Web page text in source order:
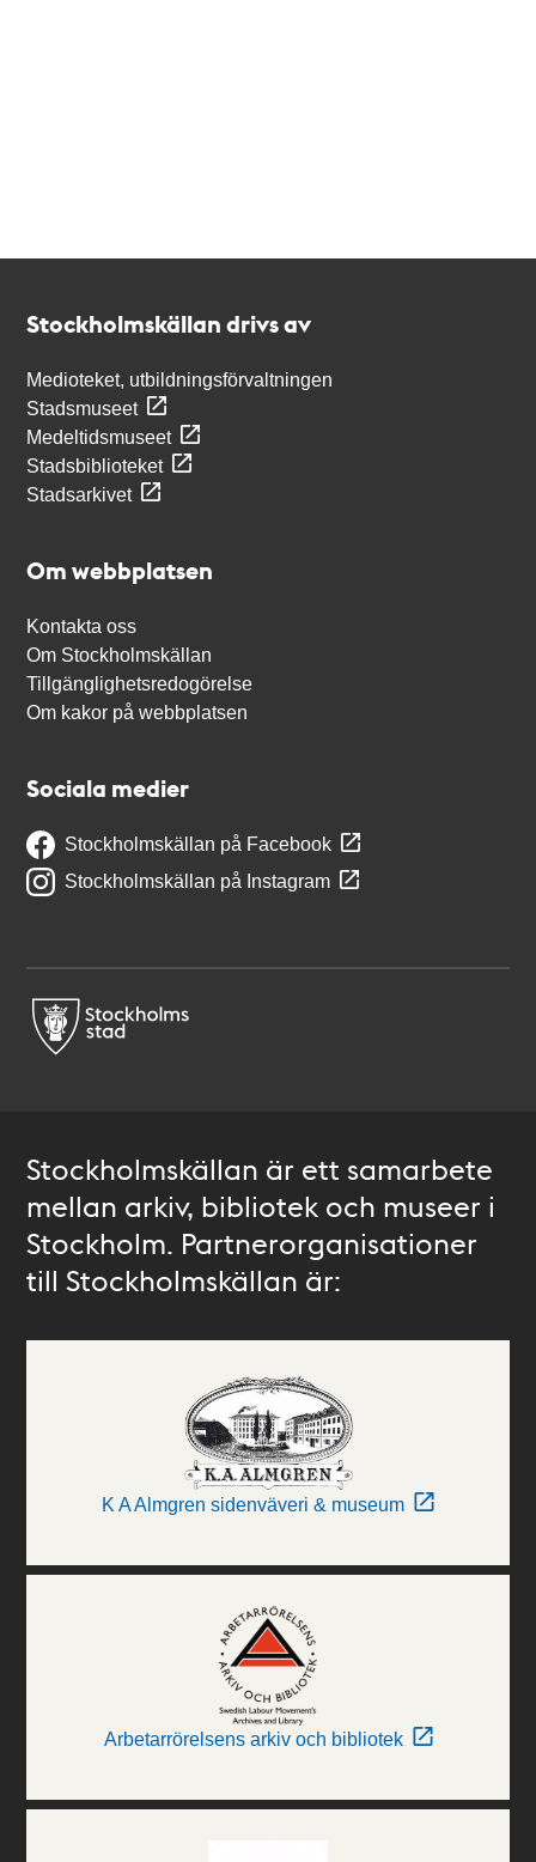
Stockholmskällan drivs av
Medioteket, utbildningsförvaltningen
Stadsmuseet
Medeltidsmuseet
Stadsbiblioteket
Stadsarkivet
Om webbplatsen
Kontakta oss
Om Stockholmskällan
Tillgänglighetsredogörelse
Om kakor på webbplatsen
Sociala medier
Stockholmskällan på Facebook
Stockholmskällan på Instagram
Stockholmskällan är ett samarbete
mellan arkiv, bibliotek och museer i
Stockholm. Partnerorganisationer
till Stockholmskällan är:
K A Almgren sidenväveri & museum
Arbetarrörelsens arkiv och bibliotek